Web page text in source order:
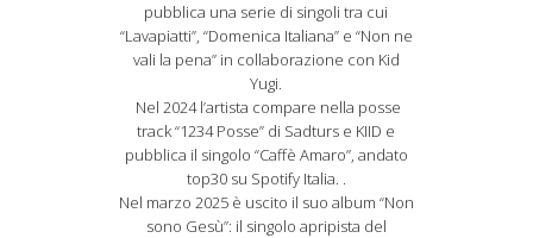
pubblica una serie di singoli tra cui
“Lavapiatti”, “Domenica Italiana” e “Non ne
vali la pena” in collaborazione con Kid
Yugi.
Nel 2024 l’artista compare nella posse
track “1234 Posse” di Sadturs e KIID e
pubblica il singolo “Caffè Amaro”, andato
top30 su Spotify Italia. .
Nel marzo 2025 è uscito il suo album “Non
sono Gesù”: il singolo apripista del